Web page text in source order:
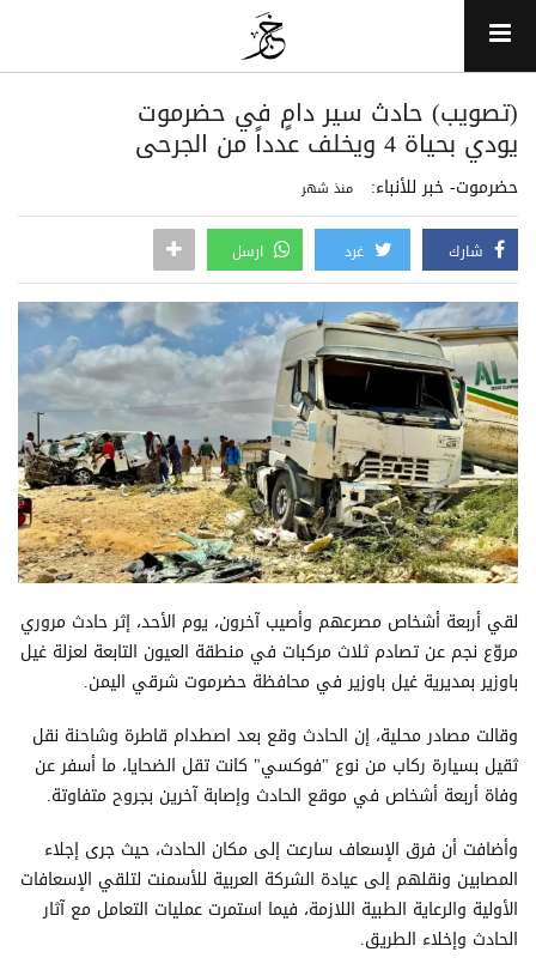
(تصويب) حادث سير دامٍ في حضرموت
يودي بحياة 4 ويخلف عدداً من الجرحى
حضرموت- خبر للأنباء: منذ شهر
شارك غرد ارسل
لقي أربعة أشخاص مصرعهم وأصيب آخرون، يوم الأحد، إثر حادث مروري
مروّع نجم عن تصادم ثلاث مركبات في منطقة العيون التابعة لعزلة غيل
باوزير بمديرية غيل باوزير في محافظة حضرموت شرقي اليمن.
وقالت مصادر محلية، إن الحادث وقع بعد اصطدام قاطرة وشاحنة نقل
ثقيل بسيارة ركاب من نوع "فوكسي" كانت تقل الضحايا، ما أسفر عن
وفاة أربعة أشخاص في موقع الحادث وإصابة آخرين بجروح متفاوتة.
وأضافت أن فرق الإسعاف سارعت إلى مكان الحادث، حيث جرى إجلاء
المصابين ونقلهم إلى عيادة الشركة العربية للأسمنت لتلقي الإسعافات
الأولية والرعاية الطبية اللازمة، فيما استمرت عمليات التعامل مع آثار
الحادث وإخلاء الطريق.